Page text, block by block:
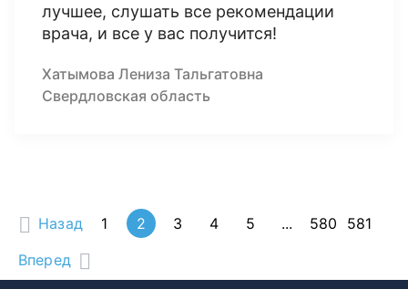
лучшее, слушать все рекомендации
врача, и все у вас получится!
Хатымова Лениза Тальгатовна
Свердловская область
Назад 1 2 3 4 5 ... 580
581
Вперед